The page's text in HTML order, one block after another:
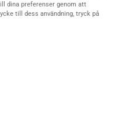
dina preferenser genom att
till dess användning, tryck på